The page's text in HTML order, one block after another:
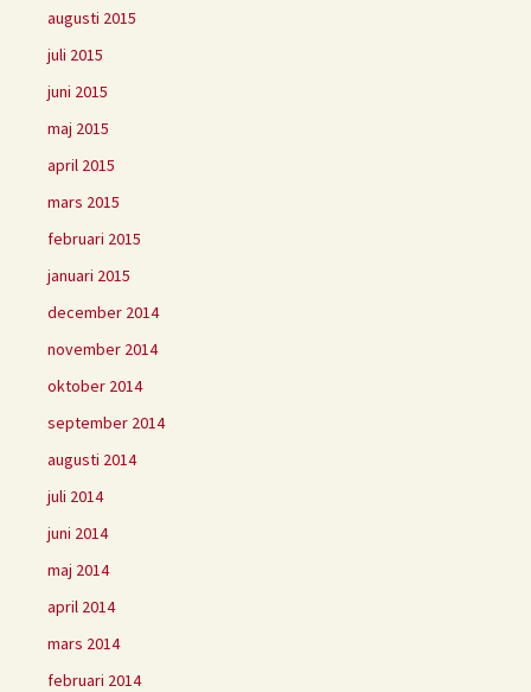
augusti 2015
juli 2015
juni 2015
maj 2015
april 2015
mars 2015
februari 2015
januari 2015
december 2014
november 2014
oktober 2014
september 2014
augusti 2014
juli 2014
juni 2014
maj 2014
april 2014
mars 2014
februari 2014